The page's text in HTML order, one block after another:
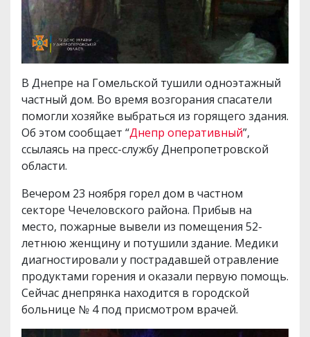
В Днепре на Гомельской тушили одноэтажный
частный дом. Во время возгорания спасатели
помогли хозяйке выбраться из горящего здания.
Об этом сообщает “Днепр оперативный”,
ссылаясь на пресс-службу Днепропетровской
области.
Вечером 23 ноября горел дом в частном
секторе Чечеловского района. Прибыв на
место, пожарные вывели из помещения 52-
летнюю женщину и потушили здание. Медики
диагностировали у пострадавшей отравление
продуктами горения и оказали первую помощь.
Сейчас днепрянка находится в городской
больнице № 4 под присмотром врачей.